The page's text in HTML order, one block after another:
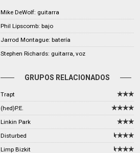
Mike DeWolf: guitarra
Phil Lipscomb: bajo
Jarrod Montague: batería
Stephen Richards: guitarra, voz
GRUPOS RELACIONADOS
Trapt
(hed)P.E.
Linkin Park
Disturbed
Limp Bizkit